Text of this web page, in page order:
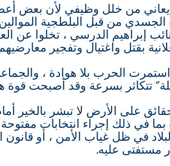
من خلل وظيفي لأن بعض
من قبل البلطجية
إبراهيم الدرسي ، تخلوا عن
بقتل واغتيال وتفجير
الحرب بلا هوادة ،
تتكاثر بسرعة وقد أصبحت قوة
على الأرض لا تبشر بالخير
بما في ذلك إجراء انتخابات
في ظل غياب الأمن ، أو قانون
مستفتى عليه.